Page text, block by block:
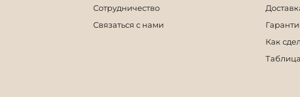
Сотрудничество
Связаться с нами
Как